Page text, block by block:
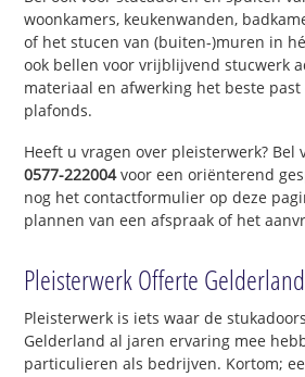
woonkamers, keukenwanden,
of het stucen van (buiten-)muren in
ook bellen voor vrijblijvend stucwerk
materiaal en afwerking het beste
plafonds.
Heeft u vragen over pleisterwerk? Bel
0577-222004voor een oriënterend
nog het contactformulier op deze
plannen van een afspraak of het
Pleisterwerk Offerte
Pleisterwerk is iets waar de
Gelderland al jaren ervaring mee
particulieren als bedrijven. Kortom;